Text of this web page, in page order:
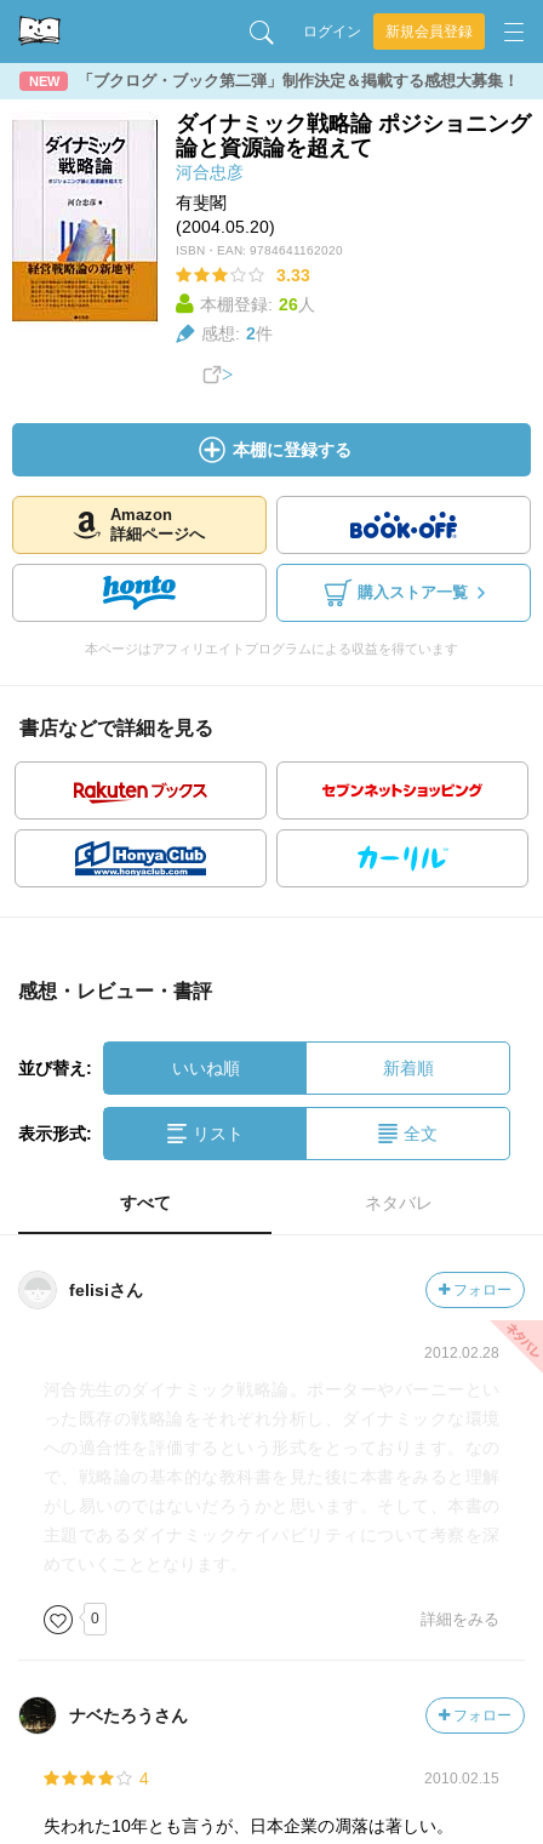
ログイン 新規会員登録
NEW 「ブクログ・ブック第二弾」制作決定＆掲載する感想大募集！
ダイナミック戦略論 ポジショニング
論と資源論を超えて
河合忠彦
有斐閣
(2004.05.20)
ISBN・EAN: 9784641162020
3.33
本棚登録: 26人
感想: 2件
本棚に登録する
Amazon
詳細ページへ
購入ストア一覧
本ページはアフィリエイトプログラムによる収益を得ています
書店などで詳細を見る
感想・レビュー・書評
並び替え: いいね順 新着順
表示形式: リスト 全文
すべて ネタバレ
felisiさん フォロー
2012.02.28
河合先生のダイナミック戦略論。ポーターやバーニーとい
った既存の戦略論をそれぞれ分析し、ダイナミックな環境
への適合性を評価するという形式をとっております。なの
で、戦略論の基本的な教科書を見た後に本書をみると理解
がし易いのではないだろうかと思います。そして、本書の
主題であるダイナミックケイパビリティについて考察を深
めていくこととなります。
0 詳細をみる
ナベたろうさん フォロー
4 2010.02.15
失われた10年とも言うが、日本企業の凋落は著しい。